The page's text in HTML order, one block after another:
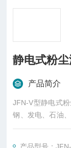
静电式粉
产品简介
JFN-V型静电式
钢、发电、石油
造和包装等行业